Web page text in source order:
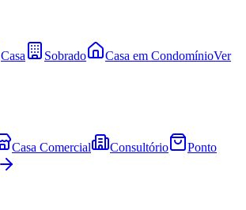
Casa Sobrado Casa em CondomínioVer
Casa Comercial Consultório
Ponto